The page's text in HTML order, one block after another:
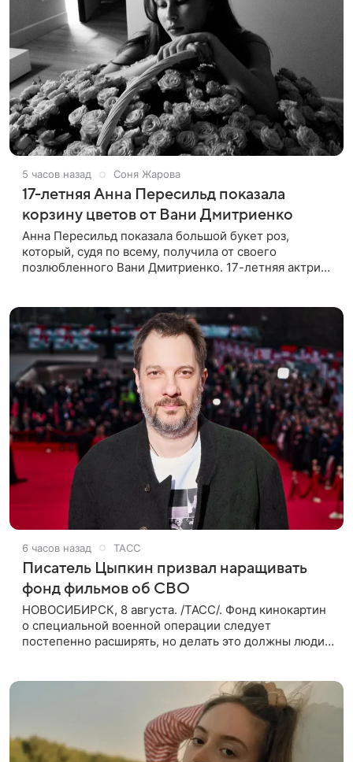
5 часов назад Соня Жарова
17-летняя Анна Пересильд показала
корзину цветов от Вани Дмитриенко
Анна Пересильд показала большой букет роз,
который, судя по всему, получилa от своего
позлюбленного Вани Дмитриенко. 17-летняя актриса
6 часов назад ТАСС
Писатель Цыпкин призвал наращивать
фонд фильмов об СВО
НОВОСИБИРСК, 8 августа. /ТАСС/. Фонд кинокартин
о специальной военной операции следует
постепенно расширять, но делать это должны люди,